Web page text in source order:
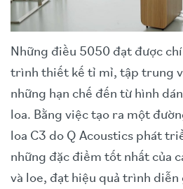
Những điều 5050 đạt được
trình thiết kế tỉ mỉ, tập trung
những hạn chế đến từ hình
loa. Bằng việc tạo ra một
loa C3 do Q Acoustics phát
những đặc điểm tốt nhất của
và loe, đạt hiệu quả trình